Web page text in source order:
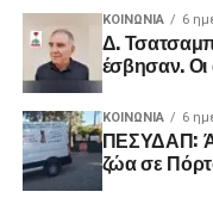
ΚΟΙΝΩΝΊΑ 6
Δ.
έσβησαν. Οι
ΚΟΙΝΩΝΊΑ 6
ΠΕΣΥΔΑΠ:
ζώα σε